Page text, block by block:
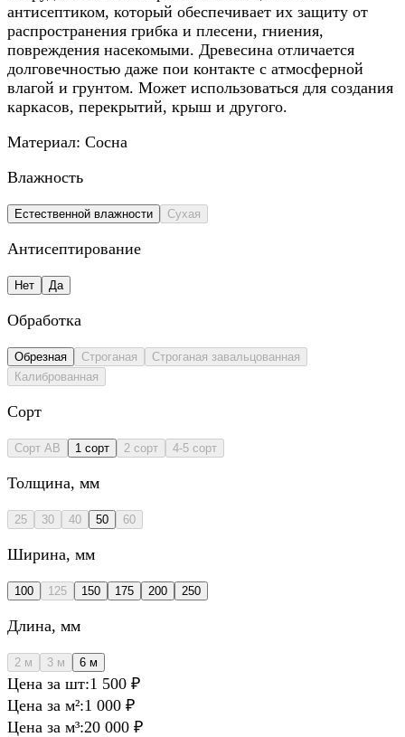
антисептиком, который обеспечивает их защиту от
распространения грибка и плесени, гниения,
повреждения насекомыми. Древесина отличается
долговечностью даже пои контакте с атмосферной
влагой и грунтом. Может использоваться для создания
каркасов, перекрытий, крыш и другого.
Материал: Сосна
Влажность
Естественной влажности Сухая
Антисептирование
Нет Да
Обработка
Обрезная Строганая
Строганая завальцованная
Калиброванная
Сорт
Сорт AB 1 сорт 2 сорт 4-5 сорт
Толщина, мм
25 30 40 50 60
Ширина, мм
100 125 150 175 200 250
Длина, мм
2 м 3 м 6 м
Цена за шт:1 500 ₽
Цена за м²:1 000 ₽
Цена за м³:20 000 ₽